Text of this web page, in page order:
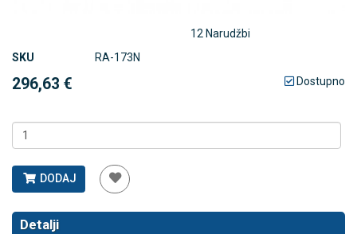
12 Narudžbi
SKU
RA-173N
296,63 € Dostupno
DODAJ
Detalji